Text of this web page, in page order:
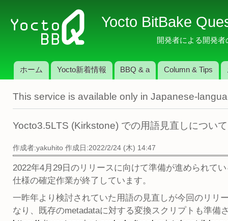
イ
コ
テ
ツ
に
移
Yocto BitBake
開発者による開発
メインメニュー
ホーム Yocto新着情報 BBQ & a Column & Tips
This service is available only in Japanese-
Yocto3.5LTS (Kirkstone) での用語見直しについて
作成者:yakuhito 作成日:2022/2/24 (木) 14:47
2022年4月29日のリリースに向けて準備が進められて
仕様の確定作業が終了しています。
一昨年より検討されていた用語の見直しが今回のリリ
なり、既存のmetadataに対する変換スクリプトも準備